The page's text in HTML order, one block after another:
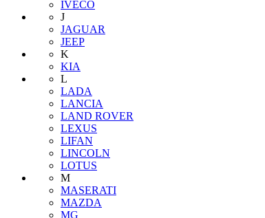
IVECO
J
JAGUAR
JEEP
K
KIA
L
LADA
LANCIA
LAND ROVER
LEXUS
LIFAN
LINCOLN
LOTUS
M
MASERATI
MAZDA
MG